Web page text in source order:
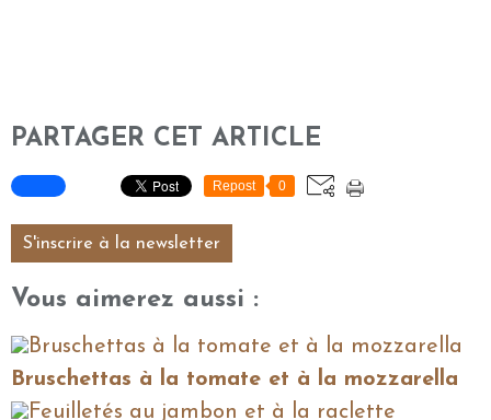
PARTAGER CET ARTICLE
Repost 0
S'inscrire à la newsletter
Vous aimerez aussi :
Bruschettas à la tomate et à la mozzarella